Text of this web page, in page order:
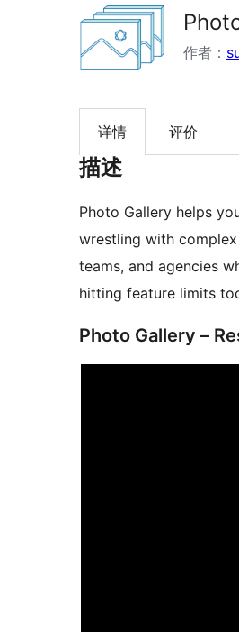
作者：
详情 评价
描述
Photo Gallery helps
wrestling with
teams, and agencies
hitting feature limits
Photo Gallery –